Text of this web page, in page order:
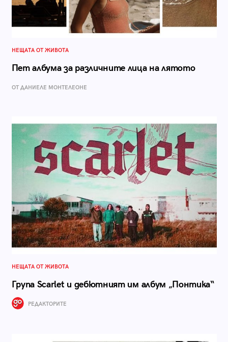
НЕЩАТА ОТ ЖИВОТА
Пет албума за различните лица на лятото
ОТ ДАНИЕЛЕ МОНТЕЛЕОНЕ
НЕЩАТА ОТ ЖИВОТА
Група Scarlet и дебютният им албум „Понтика“
РЕДАКТОРИТЕ